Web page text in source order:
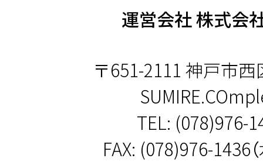
運営会社 株式会
〒651-2111 神戸市
TEL: (078)976-
FAX: (078)976-1436